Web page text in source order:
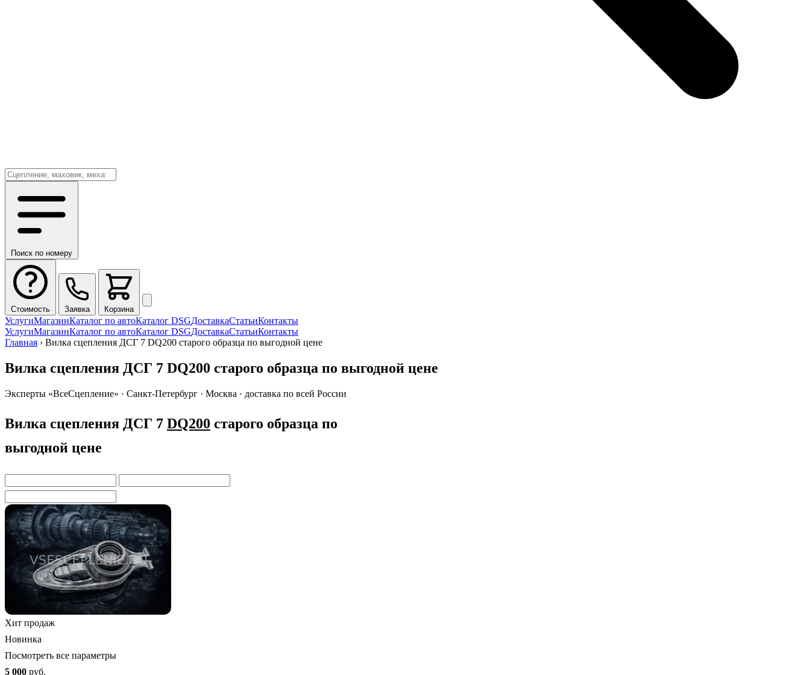
Поиск по номеру
Стоимость Заявка Корзина
УслугиМагазинКаталог по автоКаталог DSGДоставкаСтатьиКонтакты
УслугиМагазинКаталог по автоКаталог DSGДоставкаСтатьиКонтакты
Главная › Вилка сцепления ДСГ 7 DQ200 старого образца по выгодной цене
Вилка сцепления ДСГ 7 DQ200 старого образца по выгодной цене
Эксперты «ВсеСцепление» · Санкт-Петербург · Москва · доставка по всей России
Вилка сцепления ДСГ 7 DQ200 старого образца по
выгодной цене
Хит продаж
Новинка
Посмотреть все параметры
5 000 руб.